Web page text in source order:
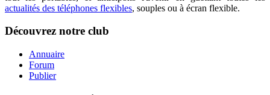
actualités des téléphones flexibles, souples ou à écran flexible.
Découvrez notre club
Annuaire
Forum
Publier